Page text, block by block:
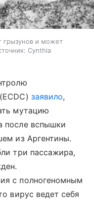
грызунов и может
Cynthia
заявило,
мутацию
после вспышки
из Аргентины.
три пассажира,
с полногеномным
вирус ведет себя